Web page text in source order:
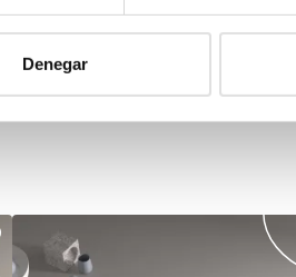
Denegar